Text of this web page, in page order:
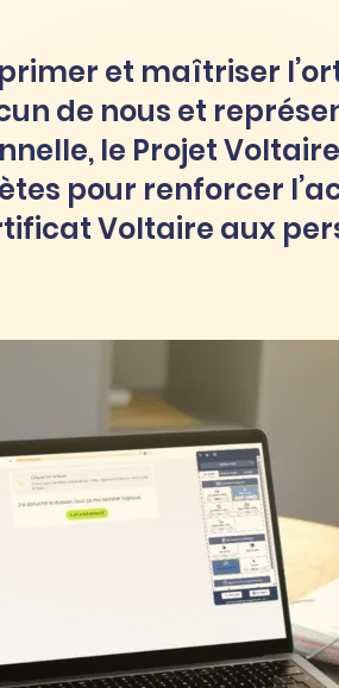
et maîtriser
de nous et
le Projet
pour renforcer
Voltaire aux